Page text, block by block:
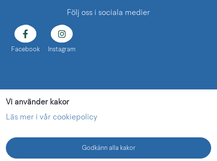
Vi använder kakor
Läs mer i vår cookiepolicy
Godkänn alla kakor
Följ oss i sociala medier
Facebook Instagram